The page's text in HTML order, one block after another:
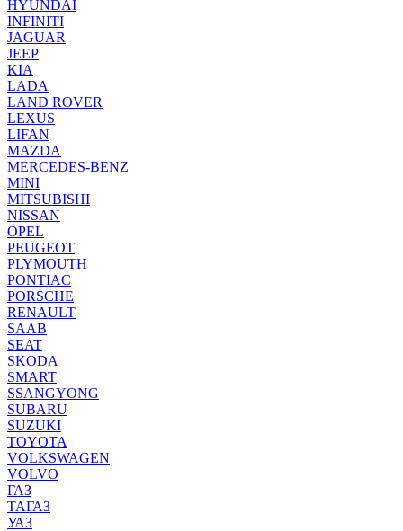
HYUNDAI
INFINITI
JAGUAR
JEEP
KIA
LADA
LAND ROVER
LEXUS
LIFAN
MAZDA
MERCEDES-BENZ
MINI
MITSUBISHI
NISSAN
OPEL
PEUGEOT
PLYMOUTH
PONTIAC
PORSCHE
RENAULT
SAAB
SEAT
SKODA
SMART
SSANGYONG
SUBARU
SUZUKI
TOYOTA
VOLKSWAGEN
VOLVO
ГАЗ
ТАГАЗ
УАЗ